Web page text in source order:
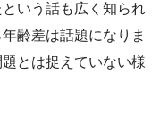
いう話も広く知られ
齢差は話題になりま
とは捉えていない様